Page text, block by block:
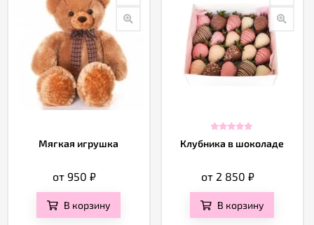
Мягкая игрушка
от 950₽
В корзину
Клубника в шоколаде
от 2 850₽
В корзину